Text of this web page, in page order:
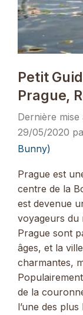
Petit
Prague,
29/05/2020
Bunny)
Prague est
centre de la
est devenue
voyageurs du
Prague sont
âges, et la
charmantes,
de la
l’une des